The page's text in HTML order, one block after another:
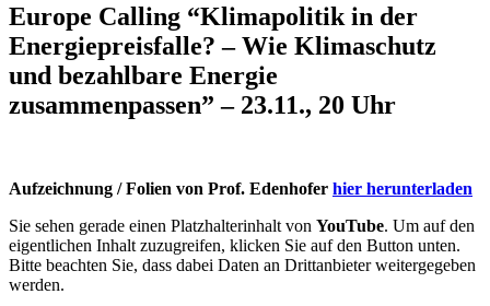
Europe Calling “Klimapolitik in der
Energiepreisfalle? – Wie Klimaschutz
und bezahlbare Energie
zusammenpassen” – 23.11., 20 Uhr
Aufzeichnung / Folien von Prof. Edenhofer hier herunterladen
Sie sehen gerade einen Platzhalterinhalt von YouTube. Um auf den
eigentlichen Inhalt zuzugreifen, klicken Sie auf den Button unten.
Bitte beachten Sie, dass dabei Daten an Drittanbieter weitergegeben
werden.